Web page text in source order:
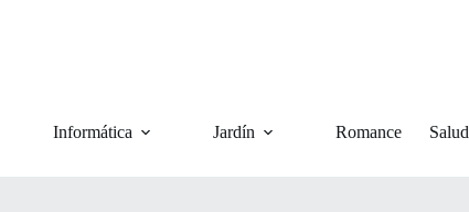
Informática Jardín Romance Salud